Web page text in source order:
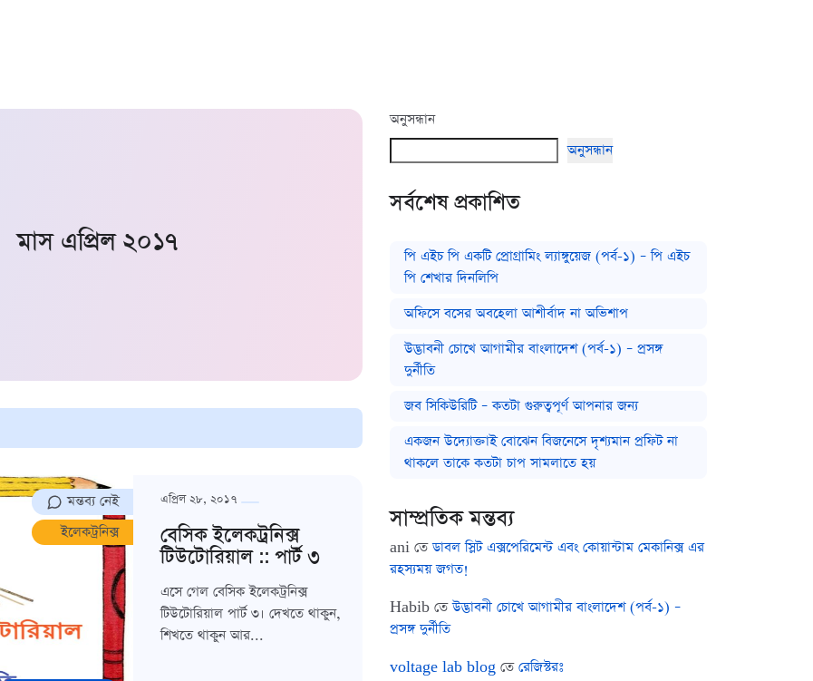
মাস এপ্রিল ২০১৭
মন্তব্য নেই
ইলেকট্রনিক্স
এপ্রিল ২৮, ২০১৭
বেসিক ইলেকট্রনিক্স
টিউটোরিয়াল :: পার্ট ৩
এসে গেল বেসিক ইলেকট্রনিক্স
টিউটোরিয়াল পার্ট ৩। দেখতে থাকুন,
শিখতে থাকুন আর...
অনুসন্ধান
অনুসন্ধান
সর্বশেষ প্রকাশিত
পি এইচ পি একটি প্রোগ্রামিং ল্যাঙ্গুয়েজ (পর্ব-১) – পি এইচ
পি শেখার দিনলিপি
অফিসে বসের অবহেলা আশীর্বাদ না অভিশাপ
উদ্ভাবনী চোখে আগামীর বাংলাদেশ (পর্ব-১) – প্রসঙ্গ
দুর্নীতি
জব সিকিউরিটি – কতটা গুরুত্বপূর্ণ আপনার জন্য
একজন উদ্যোক্তাই বোঝেন বিজনেসে দৃশ্যমান প্রফিট না
থাকলে তাকে কতটা চাপ সামলাতে হয়
সাম্প্রতিক মন্তব্য
ani তেডাবল স্লিট এক্সপেরিমেন্ট এবং কোয়ান্টাম মেকানিক্স এর
রহস্যময় জগত!
Habib তেউদ্ভাবনী চোখে আগামীর বাংলাদেশ (পর্ব-১) –
প্রসঙ্গ দুর্নীতি
voltage lab blog তেরেজিস্টরঃ